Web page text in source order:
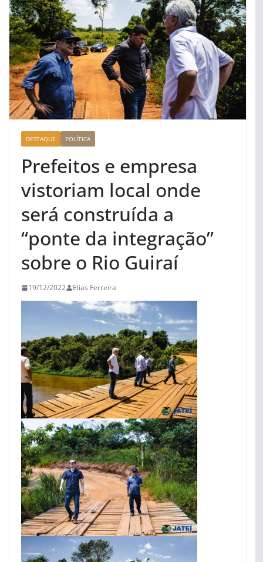
DESTAQUE POLÍTICA
Prefeitos e empresa
vistoriam local onde
será construída a
“ponte da integração”
sobre o Rio Guiraí
19/12/2022 Elias Ferreira